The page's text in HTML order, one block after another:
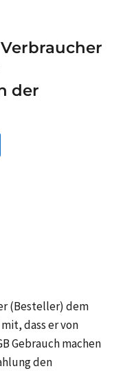
der
(Besteller) dem
dass er von
Gebrauch machen
den